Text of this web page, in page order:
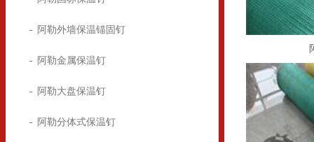
阿勒外墙保温锚固钉
阿勒金属保温钉
阿勒大盘保温钉
阿勒分体式保温钉